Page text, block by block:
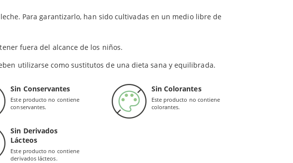
rhamnosus y Bifidobacterium longum. Además, a esta fórmula se le
Bonusan sontolerantes al ácido clorhídrico y la bilis.Por lo tanto,
en el tracto gastro-intestinal, fomentando su capacidad de
cultivado
leche.
porBonusan.
Para garantizarlo, han sido cultivadas en un medio libre de
fuera del alcance de los niños.
utilizarse como sustitutos de una dieta sana y equilibrada.
Sin Conservantes
Este producto no contiene
conservantes.
Sin Colorantes
Este producto no contiene
colorantes.
Sin Derivados
Lácteos
Este producto no contiene
derivados lácteos.